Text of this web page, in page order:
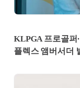
KLPGA 프로골퍼
플렉스 앰버서더